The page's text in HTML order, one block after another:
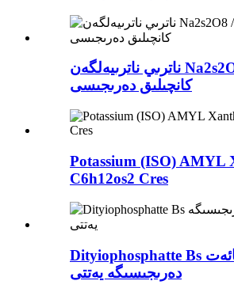
ناترىي ناترىيەلگەن Na2s2O8 سانائەت /
كانچىلىق دەرىجىسى
Potassium (ISO) AMYL
C6h12os2 Cres
Dityiophosphatte Bs سانائەت
دەرىجىسىگە يەتتى